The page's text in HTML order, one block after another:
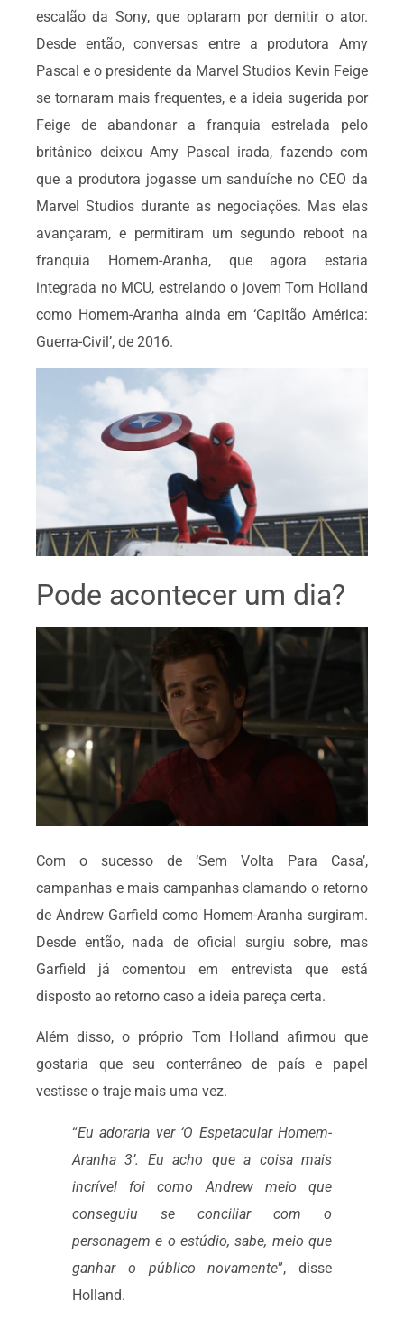
escalão da Sony, que optaram por demitir o ator.
Desde então, conversas entre a produtora Amy
Pascal e o presidente da Marvel Studios Kevin Feige
se tornaram mais frequentes, e a ideia sugerida por
Feige de abandonar a franquia estrelada pelo
britânico deixou Amy Pascal irada, fazendo com
que a produtora jogasse um sanduíche no CEO da
Marvel Studios durante as negociações. Mas elas
avançaram, e permitiram um segundo reboot na
franquia Homem-Aranha, que agora estaria
integrada no MCU, estrelando o jovem Tom Holland
como Homem-Aranha ainda em ‘Capitão América:
Guerra-Civil’, de 2016.
Pode acontecer um dia?
Com o sucesso de ‘Sem Volta Para Casa’,
campanhas e mais campanhas clamando o retorno
de Andrew Garfield como Homem-Aranha surgiram.
Desde então, nada de oficial surgiu sobre, mas
Garfield já comentou em entrevista que está
disposto ao retorno caso a ideia pareça certa.
Além disso, o próprio Tom Holland afirmou que
gostaria que seu conterrâneo de país e papel
vestisse o traje mais uma vez.
“Eu adoraria ver ‘O Espetacular Homem-
Aranha 3’. Eu acho que a coisa mais
incrível foi como Andrew meio que
conseguiu se conciliar com o
personagem e o estúdio, sabe, meio que
ganhar o público novamente”, disse
Holland.